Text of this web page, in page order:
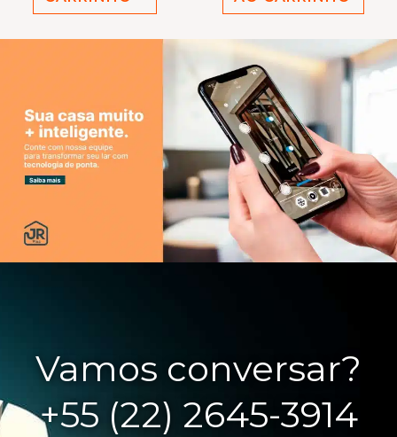
Vamos conversar?
+55 (22) 2645-3914